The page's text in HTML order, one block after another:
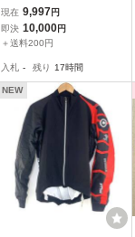
JERSEY プロフィット 半
袖ジャージ XSサイズ 超
美品
現在 9,997 円
即決 10,000円
＋送料200円
入札 - 残り 17時間
NEW